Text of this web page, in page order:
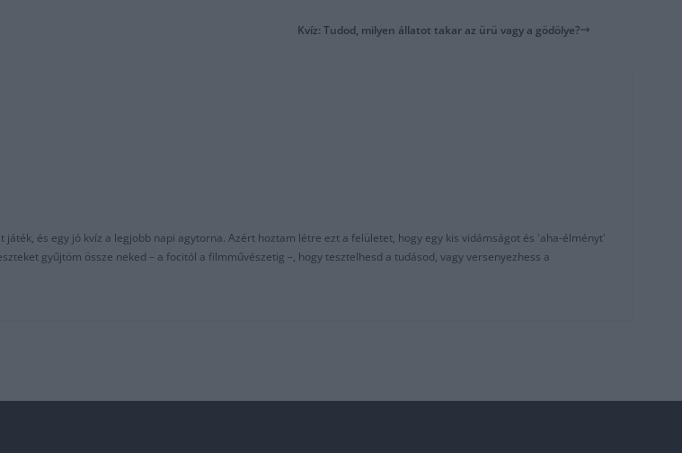
Kvíz: Tudod, milyen állatot takar az ürü vagy a gödölye?
és egy jó kvíz a legjobb napi agytorna. Azért hoztam létre ezt a felületet, hogy egy kis vidámságot és 'aha-élményt'
gyűjtöm össze neked – a focitól a filmművészetig –, hogy tesztelhesd a tudásod, vagy versenyezhess a